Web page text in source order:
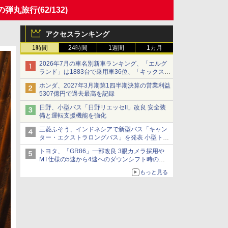
弾丸旅行(62/132)
アクセスランキング
1時間 24時間 1週間 1カ月
2026年7月の車名別新車ランキング、「エルグ
ランド」は1883台で乗用車36位、「キックス」
は2591台で27位に
ホンダ、2027年3月期第1四半期決算の営業利益
5307億円で過去最高を記録
日野、小型バス「日野リエッセII」改良 安全装
備と運転支援機能を強化
三菱ふそう、インドネシアで新型バス「キャン
ター・エクストラロングバス」を発表 小型トラ
ックベースの観光・旅客輸送向けバス
トヨタ、「GR86」一部改良 3眼カメラ採用や
MT仕様の5速から4速へのダウンシフト時の操
もっと見る